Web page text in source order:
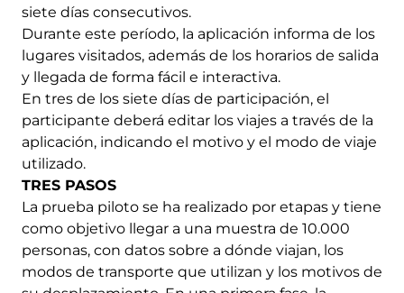
siete días consecutivos.
Durante este período, la aplicación informa de los
lugares visitados, además de los horarios de salida
y llegada de forma fácil e interactiva.
En tres de los siete días de participación, el
participante deberá editar los viajes a través de la
aplicación, indicando el motivo y el modo de viaje
utilizado.
TRES PASOS
La prueba piloto se ha realizado por etapas y tiene
como objetivo llegar a una muestra de 10.000
personas, con datos sobre a dónde viajan, los
modos de transporte que utilizan y los motivos de